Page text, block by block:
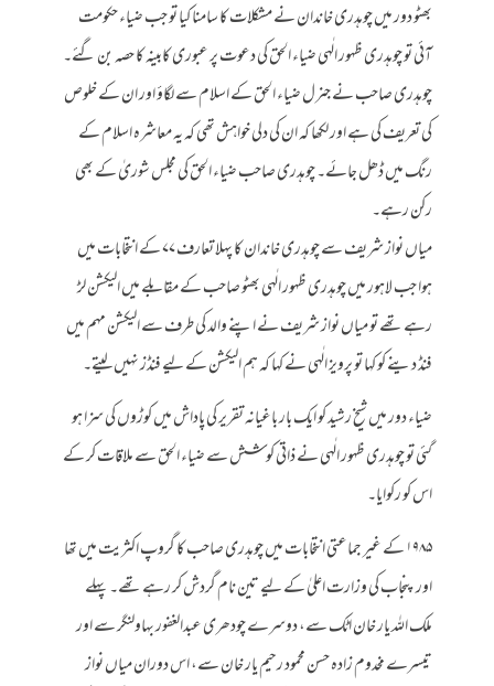
بھٹو دور میں چوہدری خاندان نے مشکلات کا سامنا کیا تو جب ضیاء حکومت
آئی تو چوہدری ظہور الٰہی ضیاء الحق کی دعوت پر عبوری کابینہ کا حصہ بن گئے۔
چوہدری صاحب نے جنرل ضیاء الحق کے اسلام سے لگاؤ اور ان کے خلوص
کی تعریف کی ہے اور لکھا کہ ان کی دلی خواہش تھی کہ یہ معاشرہ اسلام کے
رنگ میں ڈھل جائے۔ چوہدری صاحب ضیاء الحق کی مجلس شوریٰ کے بھی
رکن رہے۔
میاں نواز شریف سے چوہدری خاندان کا پہلا تعارف ۷۷ کے انتخابات میں
ہوا جب لاہور میں چوہدری ظہور الٰہی بھٹو صاحب کے مقابلے میں الیکشن لڑ
رہے تھے تو میاں نواز شریف نے اپنے والد کی طرف سے الیکشن مہم میں
فنڈ دینے کو کہا تو پرویز الٰہی نے کہا کہ ہم الیکشن کے لیے فنڈز نہیں لیتے۔
ضیاء دور میں شیخ رشید کو ایک بار باغیانہ تقریر کی پاداش میں کوڑوں کی سزا ہو
گئی تو چوہدری ظہور الٰہی نے ذاتی کوشش سے ضیاء الحق سے ملاقات کر کے
اس کو رکوایا۔
۱۹۸۵ کے غیر جماعتی انتخابات میں چوہدری صاحب کا گروپ اکثریت میں تھا
اور پنجاب کی وزارت اعلیٰ کے لیے تین نام گردش کر رہے تھے۔ پہلے
ملک اللہ یار خان اٹک سے، دوسرے چودھری عبدالغفور بہاولنگر سے اور
تیسرے مخدوم زادہ حسن محمود رحیم یار خان سے، اس دوران میاں نواز